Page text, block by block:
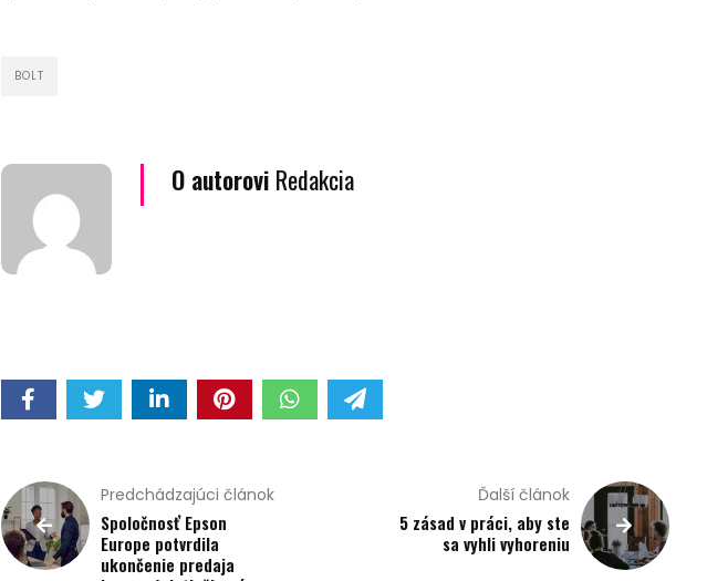
Domov
motorky,
Bývanie,
BOLT
O autorovi Redakcia
Predchádzajúci článok
Spoločnosť Epson
Europe potvrdila
ukončenie predaja
Ďalší článok
5 zásad v práci, aby ste
sa vyhli vyhoreniu